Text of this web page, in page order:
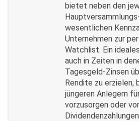
bietet neben den
wesentlichen
Unternehmen zur
Watchlist. Ein
auch in Zeiten in
Tagesgeld-Zinsen
Rendite zu erzielen,
jüngeren Anlegern
vorzusorgen oder